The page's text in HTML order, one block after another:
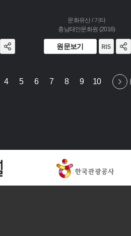
문화유산 / 기타
충남태안문화원 (2016)
원문보기
4 5 6 7 8 9 10